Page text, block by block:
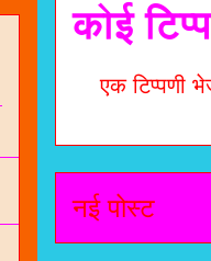
कोई
एक टिप्पणी
नई पोस्ट